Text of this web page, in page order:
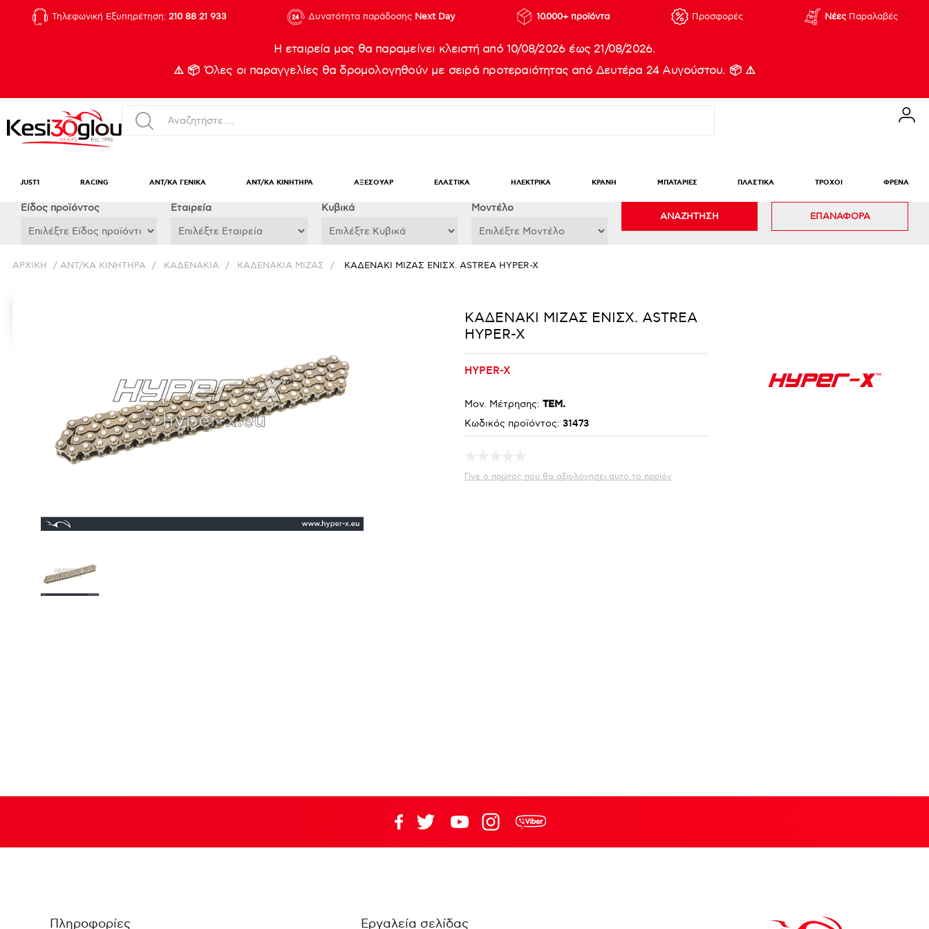
Τηλεφωνική Εξυπηρέτηση: 210 88 21 933 Δυνατότητα παράδοσης Next Day 10.000+ προϊόντα Προσφορές ΝέεςΠαραλαβές
Η εταιρεία μας θα παραμείνει κλειστή από 10/08/2026 έως 21/08/2026.
⚠️ 📦 Όλες οι παραγγελίες θα δρομολογηθούν με σειρά προτεραιότητας από Δευτέρα 24 Αυγούστου. 📦 ⚠️
JUST1 RACING ΑΝΤ/ΚΑ ΓΕΝΙΚΑ ΑΝΤ/ΚΑ ΚΙΝΗΤΗΡΑ ΑΞΕΣΟΥΑΡ ΕΛΑΣΤΙΚΑ ΗΛΕΚΤΡΙΚΑ ΚΡΑΝΗ ΜΠΑΤΑΡΙΕΣ ΠΛΑΣΤΙΚΑ ΤΡΟΧΟΙ ΦΡΕΝΑ
Eίδος προϊόντος Εταιρεία Κυβικά Μοντέλο
ΑΝΑΖΗΤΗΣΗ ΕΠΑΝΑΦΟΡΑ
ΑΡΧΙΚΉ / ΑΝΤ/ΚΑ ΚΙΝΗΤΗΡΑ / ΚΑΔΕΝΑΚΙΑ / ΚΑΔΕΝΑΚΙΑ ΜΙΖΑΣ / ΚΑΔΕΝΑΚΙ ΜΙΖΑΣ ΕΝΙΣΧ. ASTREA HYPER-X
ΚΑΔΕΝΑΚΙ ΜΙΖΑΣ ΕΝΙΣΧ. ASTREA
HYPER-X
HYPER-X
Μον. Μέτρησης: ΤΕΜ.
Κωδικός προϊόντος: 31473
Γίνε ο πρώτος που θα αξιολόγησει αυτό το προϊόν
Πληροφορίες Εργαλεία σελίδας